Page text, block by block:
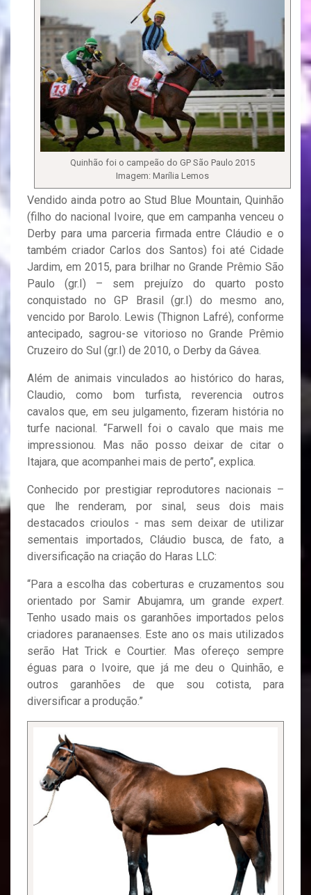
Quinhão foi o campeão do GP São Paulo 2015
Imagem: Marília Lemos
Vendido ainda potro ao Stud Blue Mountain, Quinhão
(filho do nacional Ivoire, que em campanha venceu o
Derby para uma parceria firmada entre Cláudio e o
também criador Carlos dos Santos) foi até Cidade
Jardim, em 2015, para brilhar no Grande Prêmio São
Paulo (gr.I) – sem prejuízo do quarto posto
conquistado no GP Brasil (gr.I) do mesmo ano,
vencido por Barolo. Lewis (Thignon Lafré), conforme
antecipado, sagrou-se vitorioso no Grande Prêmio
Cruzeiro do Sul (gr.I) de 2010, o Derby da Gávea.
Além de animais vinculados ao histórico do haras,
Claudio, como bom turfista, reverencia outros
cavalos que, em seu julgamento, fizeram história no
turfe nacional. “Farwell foi o cavalo que mais me
impressionou. Mas não posso deixar de citar o
Itajara, que acompanhei mais de perto”, explica.
Conhecido por prestigiar reprodutores nacionais –
que lhe renderam, por sinal, seus dois mais
destacados crioulos - mas sem deixar de utilizar
sementais importados, Cláudio busca, de fato, a
diversificação na criação do Haras LLC:
“Para a escolha das coberturas e cruzamentos sou
orientado por Samir Abujamra, um grande expert.
Tenho usado mais os garanhões importados pelos
criadores paranaenses. Este ano os mais utilizados
serão Hat Trick e Courtier. Mas ofereço sempre
éguas para o Ivoire, que já me deu o Quinhão, e
outros garanhões de que sou cotista, para
diversificar a produção.”